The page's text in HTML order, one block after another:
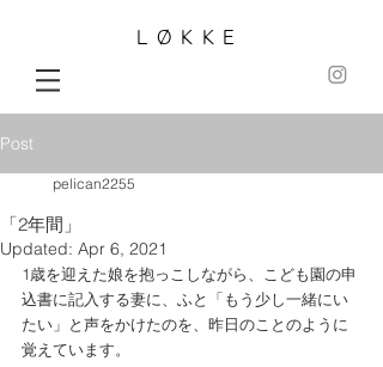
LØKKE
Post
「2年間」
pelican2255
Updated: Apr 6, 2021
1歳を迎えた娘を抱っこしながら、こども園の申
込書に記入する妻に、ふと「もう少し一緒にい
たい」と声をかけたのを、昨日のことのように
覚えています。